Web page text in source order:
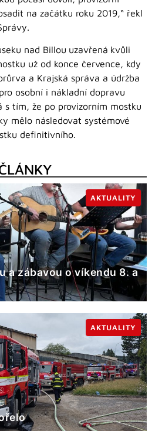
na začátku roku 2019,“ řekl
nad Billou uzavřená kvůli
už od konce července, kdy
a Krajská správa a údržba
osobní i nákladní dopravu
s tím, že po provizorním mostku
mělo následovat systémové
definitivního.
a zábavou o víkendu 8. a
AKTUALITY
AKTUALITY